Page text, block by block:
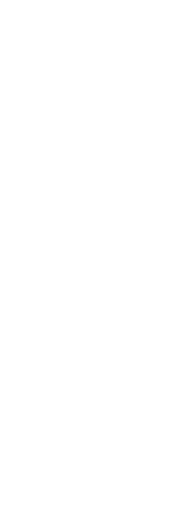
heldere en
De Bijbel, en
bijzonder,
waarlijk
geïnspireerde
formuleren,
weer konden
katholieke
teksten van
uitspraken
Wanneer zij
begrijpen en
daarom de
de
altijd nog te
Dit geldt ook
geweten,